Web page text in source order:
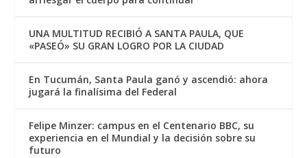
UNA MULTITUD RECIBIÓ A SANTA PAULA, QUE
«PASEÓ» SU GRAN LOGRO POR LA CIUDAD
En Tucumán, Santa Paula ganó y ascendió: ahora
jugará la finalísima del Federal
Felipe Minzer: campus en el Centenario BBC, su
experiencia en el Mundial y la decisión sobre su
futuro